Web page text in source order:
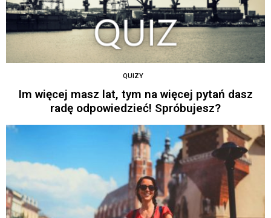
QUIZY
Im więcej masz lat, tym na więcej pytań dasz
radę odpowiedzieć! Spróbujesz?